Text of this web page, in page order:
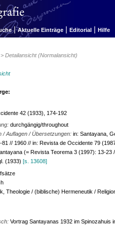
| Aktuelle Einträge | Editorial | Hilfe
> Detailansicht (Normalansicht)
42 (1933), 174-192
durchgängig/throughout
/ Auflagen / Übersetzungen:in: Santayana,
81 // 1960 // in: Revista de Occidente 79
(= Revista Teorema 3 (1997): 13-23
(1933)[s. 13608]
Theologie / (biblische) Hermeneutik /
Vortrag Santayanas 1932 im Spinozahuis